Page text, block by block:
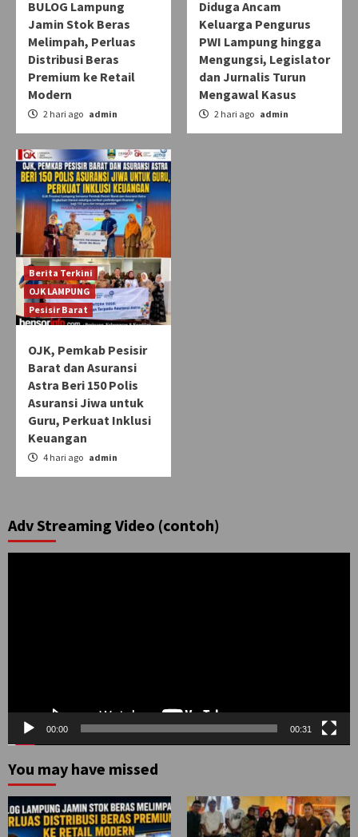
BULOG Lampung
Jamin Stok Beras
Melimpah, Perluas
Distribusi Beras
Premium ke Retail
Modern
2 hari ago admin
Diduga Ancam
Keluarga Pengurus
PWI Lampung hingga
Mengungsi, Legislator
dan Jurnalis Turun
Mengawal Kasus
2 hari ago admin
Berita Terkini
OJK LAMPUNG
Pesisir Barat
OJK, Pemkab Pesisir
Barat dan Asuransi
Astra Beri 150 Polis
Asuransi Jiwa untuk
Guru, Perkuat Inklusi
Keuangan
4 hari ago admin
Adv Streaming Video (contoh)
00:00 00:31
You may have missed